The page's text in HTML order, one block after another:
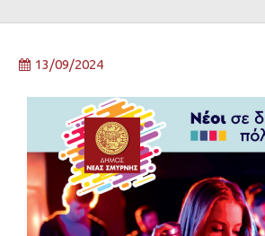
13/09/2024